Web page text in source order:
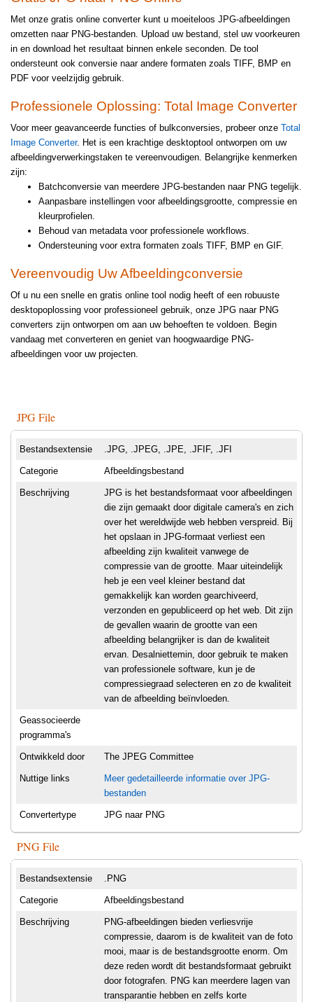
Met onze gratis online converter kunt u moeiteloos JPG-afbeeldingen
omzetten naar PNG-bestanden. Upload uw bestand, stel uw voorkeuren
in en download het resultaat binnen enkele seconden. De tool
ondersteunt ook conversie naar andere formaten zoals TIFF, BMP en
PDF voor veelzijdig gebruik.
Professionele Oplossing: Total Image Converter
Voor meer geavanceerde functies of bulkconversies, probeer onze Total
Image Converter. Het is een krachtige desktoptool ontworpen om uw
afbeeldingverwerkingstaken te vereenvoudigen. Belangrijke kenmerken
zijn:
Batchconversie van meerdere JPG-bestanden naar PNG tegelijk.
Aanpasbare instellingen voor afbeeldingsgrootte, compressie en
kleurprofielen.
Behoud van metadata voor professionele workflows.
Ondersteuning voor extra formaten zoals TIFF, BMP en GIF.
Vereenvoudig Uw Afbeeldingconversie
Of u nu een snelle en gratis online tool nodig heeft of een robuuste
desktopoplossing voor professioneel gebruik, onze JPG naar PNG
converters zijn ontworpen om aan uw behoeften te voldoen. Begin
vandaag met converteren en geniet van hoogwaardige PNG-
afbeeldingen voor uw projecten.
JPG File
Bestandsextensie .JPG, .JPEG, .JPE, .JFIF, .JFI
Categorie Afbeeldingsbestand
Beschrijving
JPG is het bestandsformaat voor afbeeldingen
die zijn gemaakt door digitale camera's en zich
over het wereldwijde web hebben verspreid. Bij
het opslaan in JPG-formaat verliest een
afbeelding zijn kwaliteit vanwege de
compressie van de grootte. Maar uiteindelijk
heb je een veel kleiner bestand dat
gemakkelijk kan worden gearchiveerd,
verzonden en gepubliceerd op het web. Dit zijn
de gevallen waarin de grootte van een
afbeelding belangrijker is dan de kwaliteit
ervan. Desalniettemin, door gebruik te maken
van professionele software, kun je de
compressiegraad selecteren en zo de kwaliteit
van de afbeelding beïnvloeden.
Geassocieerde
programma's
Ontwikkeld door The JPEG Committee
Nuttige links
Meer gedetailleerde informatie over JPG-
bestanden
Convertertype JPG naar PNG
PNG File
Bestandsextensie .PNG
Categorie Afbeeldingsbestand
Beschrijving
PNG-afbeeldingen bieden verliesvrije
compressie, daarom is de kwaliteit van de foto
mooi, maar is de bestandsgrootte enorm. Om
deze reden wordt dit bestandsformaat gebruikt
door fotografen. PNG kan meerdere lagen van
transparantie hebben en zelfs korte